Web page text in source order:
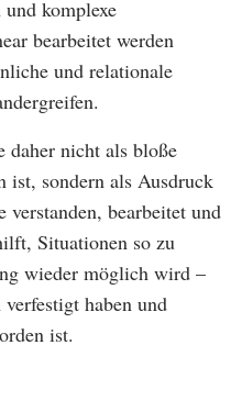
komplexe
bearbeitet werden
und relationale
nicht als bloße
ist, sondern als Ausdruck
bearbeitet und
Situationen so zu
wieder möglich wird –
haben und
ist.